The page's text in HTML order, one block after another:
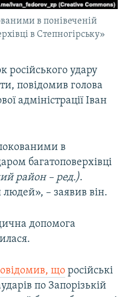
в понівеченій
в Степногірську»
російського удару
повідомив голова
адміністрації Іван
в
багатоповерхівці
район – ред.).
– заявив він.
допомога
що російські
по Запорізькій